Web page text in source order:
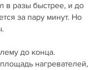
в разы быстрее, и до
за пару минут. Но
до конца.
нагревателей,